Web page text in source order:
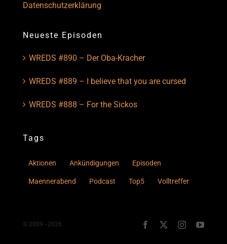
Datenschutzerklärung
Neueste Episoden
WREDS #890 – Der Oba-Kracher
WREDS #889 – I believe that you are cursed
WREDS #888 – For the Sickos
Tags
Aktionen Ankündigungen Episoden
Maennerabend Podcast Top5 Volltreffer
© 2009 - 2026